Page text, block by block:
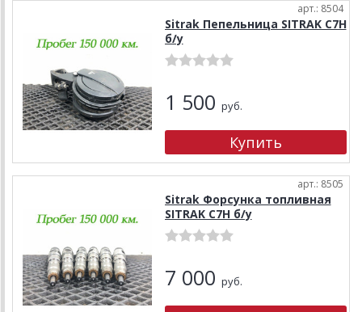
арт.: 8504
Sitrak Пепельница SITRAK C7H
б/у
1 500 руб.
арт.: 8505
Sitrak Форсунка топливная
SITRAK C7H б/у
7 000 руб.